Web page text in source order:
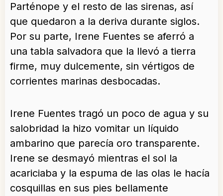
Parténope y el resto de las sirenas, así
que quedaron a la deriva durante siglos.
Por su parte, Irene Fuentes se aferró a
una tabla salvadora que la llevó a tierra
firme, muy dulcemente, sin vértigos de
corrientes marinas desbocadas.
Irene Fuentes tragó un poco de agua y su
salobridad la hizo vomitar un líquido
ambarino que parecía oro transparente.
Irene se desmayó mientras el sol la
acariciaba y la espuma de las olas le hacía
cosquillas en sus pies bellamente